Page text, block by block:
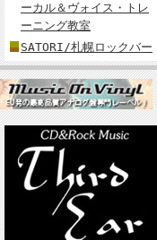
ーカル＆ヴォイス・トレ
ーニング教室
SATORI/札幌ロックバー